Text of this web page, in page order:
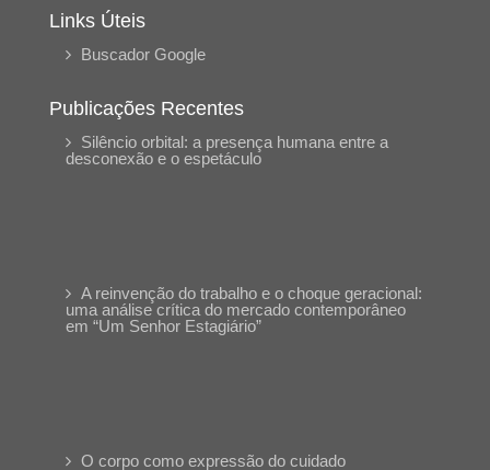
Links Úteis
Buscador Google
Publicações Recentes
Silêncio orbital: a presença humana entre a
desconexão e o espetáculo
A reinvenção do trabalho e o choque geracional:
uma análise crítica do mercado contemporâneo
em “Um Senhor Estagiário”
O corpo como expressão do cuidado